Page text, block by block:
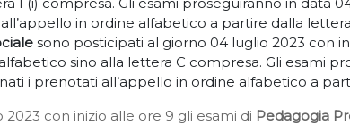
in ordine alfabetico a partire dalla
sono posticipati al giorno 04 luglio 2023 con
sino alla lettera C compresa. Gli esami
i prenotati all’appello in ordine alfabetico a
con inizio alle ore 9 gli esami di Pedagogia